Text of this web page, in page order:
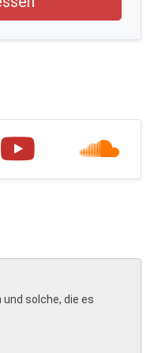
und solche, die es